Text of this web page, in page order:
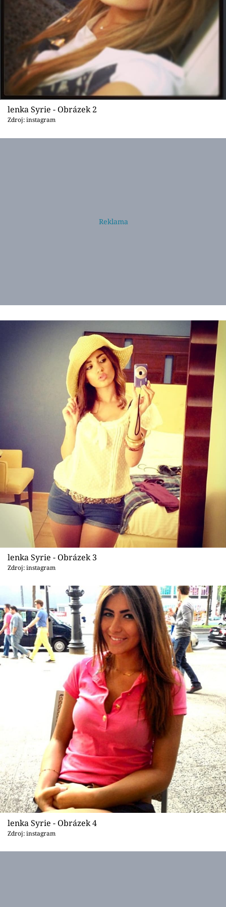
lenka Syrie - Obrázek 2
Zdroj: instagram
lenka Syrie - Obrázek 3
Zdroj: instagram
lenka Syrie - Obrázek 4
Zdroj: instagram